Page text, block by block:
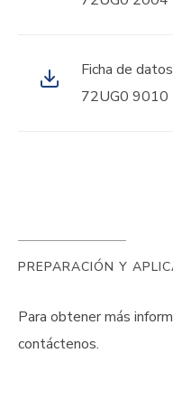
Ficha de
72UG0 9010
PREPARACIÓN Y
Para obtener más
contáctenos.